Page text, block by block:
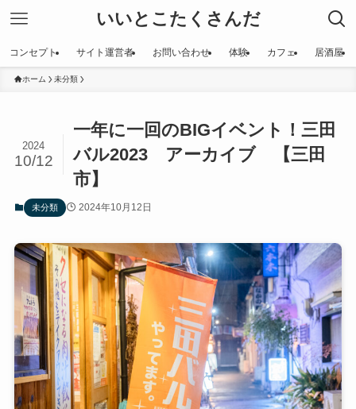
いいとこたくさんだ
コンセプト サイト運営者 お問い合わせ 体験 カフェ 居酒屋
ホーム 未分類
一年に一回のBIGイベント！三田
バル2023 アーカイブ 【三田
市】
2024
10/12
未分類 2024年10月12日